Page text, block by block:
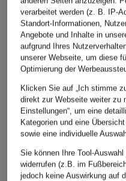
ÄHNLICHE ARTIKEL
verarbeitet werden (z. B. IP-
Standort-Informationen,
Angebote und Inhalte in
aufgrund Ihres
unserer Webseite, um diese
Optimierung der
Klicken Sie auf „Ich stimme
direkt zur Webseite weiter zu
Einstellungen“, um eine
Kategorien und eine
sowie eine individuelle
Sie können Ihre Tool-
widerrufen (z.B. im
jedoch keine Auswirkung auf